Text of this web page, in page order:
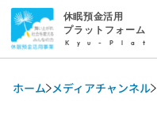
休眠預金活用
プラットフォーム
Kyu-Plat
ホーム メディアチャンネル